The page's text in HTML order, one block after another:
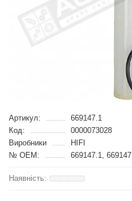
Артикул:
669147.1
Код:
0000073028
Виробники
HIFI
№ OEM:
669147.1, 669147